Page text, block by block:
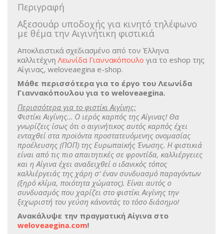
Περιγραφή
Αξεσουάρ υποδοχής για κινητό τηλέφωνο
με θέμα την Αιγινήτικη φιστικιά
Αποκλειστικά σχεδιασμένο από τον Έλληνα
καλλιτέχνη Λεωνίδα Γιαννακόπουλο για το eshop της
Αίγινας, weloveaegina e-shop.
Μάθε περισσότερα για το έργο του Λεωνίδα
Γιαννακόπουλου για το weloveaegina.
Περισσότερα για το φιστίκι Αιγίνης:
Φιστίκι Αιγίνης… Ο ιερός καρπός της Αίγινας! Θα
γνωρίζεις ίσως ότι ο αιγινήτικος αυτός καρπός έχει
ενταχθεί στα προϊόντα προστατευόμενης ονομασίας
προέλευσης (ΠΟΠ) της Ευρωπαϊκής Ένωσης. Η φιστικιά
είναι από τις πιο απαιτητικές σε φροντίδα, καλλιέργειες
και η Αίγινα έχει αναδειχθεί ο ιδανικός τόπος
καλλιέργειάς της χάρη σ’ έναν συνδυασμό παραγόντων
(ξηρό κλίμα, ποιότητα χώματος). Είναι αυτός ο
συνδυασμός που χαρίζει στο φιστίκι Αιγίνης την
ξεχωριστή του γεύση κάνοντάς το τόσο διάσημο!
Ανακάλυψε την πραγματική Αίγινα στο
weloveaegina.com!